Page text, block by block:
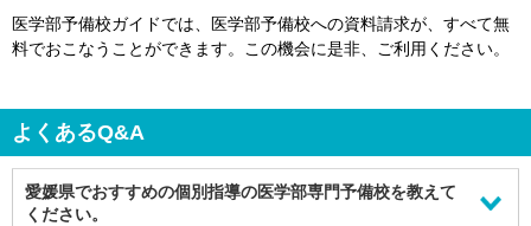
医学部予備校ガイドでは、医学部予備校への資料請求が、すべて無
料でおこなうことができます。この機会に是非、ご利用ください。
よくあるQ&A
愛媛県でおすすめの個別指導の医学部専門予備校を教えて
ください。